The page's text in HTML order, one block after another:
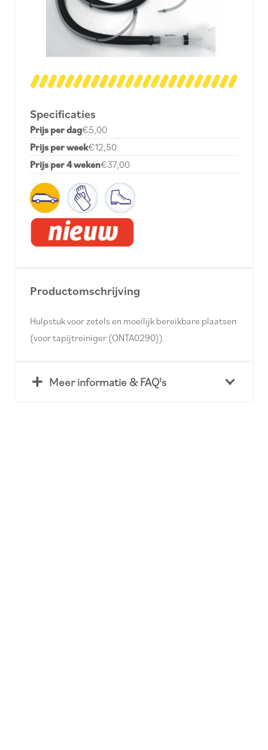
Specificaties
Prijs per dag€5,00
Prijs per week€12,50
Prijs per 4 weken€37,00
Productomschrijving
Hulpstuk voor zetels en moeilijk bereikbare plaatsen
(voor tapijtreiniger (ONTA0290))
Meer informatie & FAQ's